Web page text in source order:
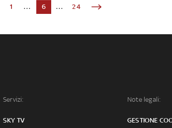
1 ... 6 ... 24
Servizi:
SKY TV
Note legali:
GESTIONE